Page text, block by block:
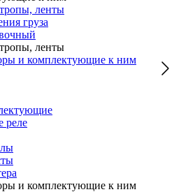
ленты
груза
ленты
и комплектующие к ним
реле
и комплектующие к ним